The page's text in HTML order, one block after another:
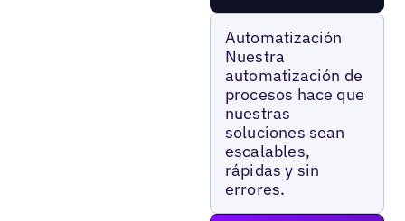
Automatización
Nuestra
automatización de
procesos hace que
nuestras
soluciones sean
escalables,
rápidas y sin
errores.